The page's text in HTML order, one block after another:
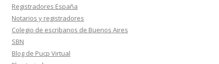
Registradores España
Notarios y registradores
Colegio de escribanos de Buenos Aires
SBN
Blog de Pucp Virtual